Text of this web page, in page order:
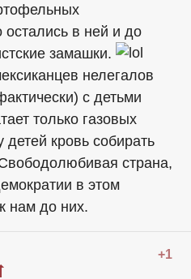
остались в ней и до
замашки.
нелегалов
с детьми
только газовых
кровь собирать
страна,
в этом
нам до них.
+1